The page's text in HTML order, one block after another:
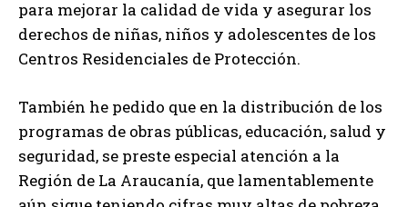
para mejorar la calidad de vida y asegurar los
derechos de niñas, niños y adolescentes de los
Centros Residenciales de Protección.
También he pedido que en la distribución de los
programas de obras públicas, educación, salud y
seguridad, se preste especial atención a la
Región de La Araucanía, que lamentablemente